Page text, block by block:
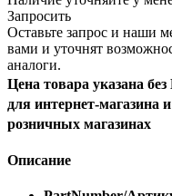
Запросить
Оставьте запрос и наши
вами и уточнят
аналоги.
Цена товара указана
для интернет-магазина
розничных магазинах
Описание